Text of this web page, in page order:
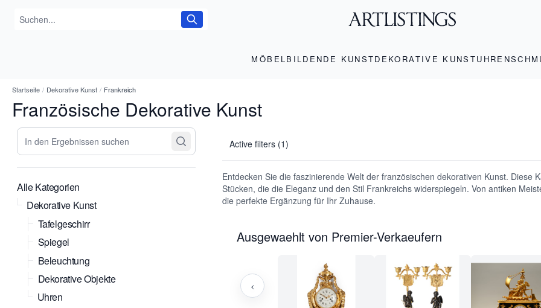
MÖBELBILDENDE KUNSTDEKORATIVE KUNSTUHREN
Startseite / Dekorative Kunst / Frankreich
Französische Dekorative Kunst
In den Ergebnissen suchen
Alle Kategorien
Dekorative Kunst
Tafelgeschirr
Spiegel
Beleuchtung
Dekorative Objekte
Uhren
Active filters (1)
Entdecken Sie die faszinierende Welt der französischen dekorativen Kunst. Diese
Stücken, die die Eleganz und den Stil Frankreichs widerspiegeln. Von antiken
die perfekte Ergänzung für Ihr Zuhause.
Ausgewaehlt von Premier-Verkaeufern
‹